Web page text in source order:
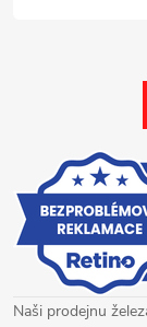
Naši prodejnu